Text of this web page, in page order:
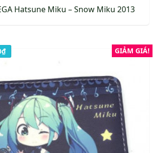
Hatsune Miku – Snow Miku 2013
GIẢM GIÁ!
là: 100.000₫.
₫Giá hiện tại là: 55.000₫.